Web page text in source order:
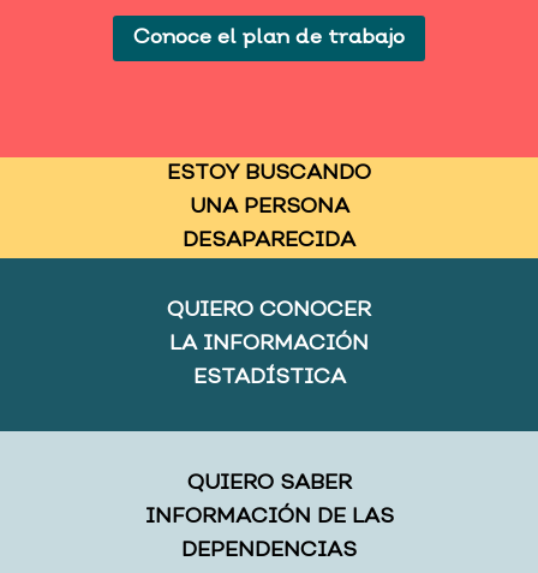
Conoce el plan de trabajo
ESTOY BUSCANDO
UNA PERSONA
DESAPARECIDA
QUIERO CONOCER
LA INFORMACIÓN
ESTADÍSTICA
QUIERO SABER
INFORMACIÓN DE LAS
DEPENDENCIAS